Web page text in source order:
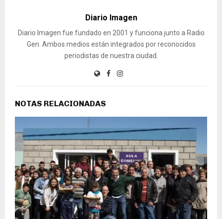
Diario Imagen
Diario Imagen fue fundado en 2001 y funciona junto a Radio
Gen. Ambos medios están integrados por reconocidos
periodistas de nuestra ciudad.
NOTAS RELACIONADAS